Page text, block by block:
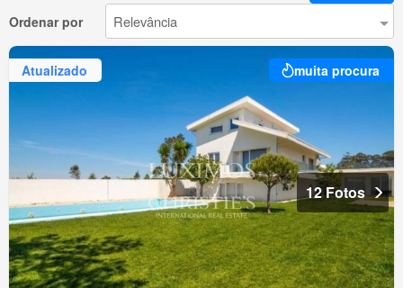
Ordenar por
Atualizado muita procura
12 Fotos